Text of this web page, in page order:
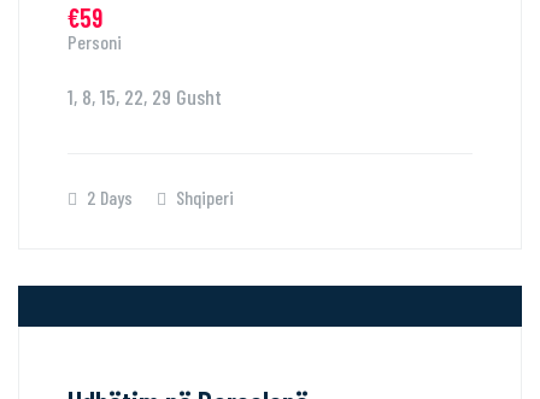
€59
Personi
1, 8, 15, 22, 29 Gusht
2 Days Shqiperi